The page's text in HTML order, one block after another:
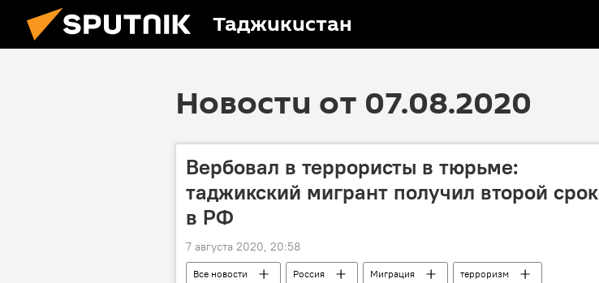
Таджикистан
Новости от 07.08.2020
Вербовал в террористы в тюрьме:
таджикский мигрант получил второй срок
в РФ
7 августа 2020, 20:58
Все новости Россия Миграция
терроризм